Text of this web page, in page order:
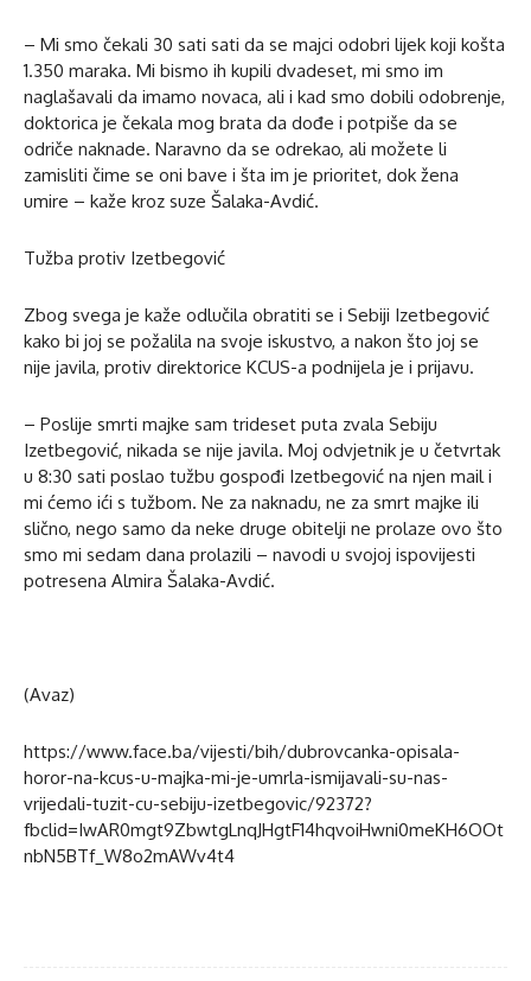
– Mi smo čekali 30 sati sati da se majci odobri lijek koji košta
1.350 maraka. Mi bismo ih kupili dvadeset, mi smo im
naglašavali da imamo novaca, ali i kad smo dobili odobrenje,
doktorica je čekala mog brata da dođe i potpiše da se
odriče naknade. Naravno da se odrekao, ali možete li
zamisliti čime se oni bave i šta im je prioritet, dok žena
umire – kaže kroz suze Šalaka-Avdić.
Tužba protiv Izetbegović
Zbog svega je kaže odlučila obratiti se i Sebiji Izetbegović
kako bi joj se požalila na svoje iskustvo, a nakon što joj se
nije javila, protiv direktorice KCUS-a podnijela je i prijavu.
– Poslije smrti majke sam trideset puta zvala Sebiju
Izetbegović, nikada se nije javila. Moj odvjetnik je u četvrtak
u 8:30 sati poslao tužbu gospođi Izetbegović na njen mail i
mi ćemo ići s tužbom. Ne za naknadu, ne za smrt majke ili
slično, nego samo da neke druge obitelji ne prolaze ovo što
smo mi sedam dana prolazili – navodi u svojoj ispovijesti
potresena Almira Šalaka-Avdić.
(Avaz)
https://www.face.ba/vijesti/bih/dubrovcanka-opisala-
horor-na-kcus-u-majka-mi-je-umrla-ismijavali-su-nas-
vrijedali-tuzit-cu-sebiju-izetbegovic/92372?
fbclid=IwAR0mgt9ZbwtgLnqJHgtF14hqvoiHwni0meKH6OOt
nbN5BTf_W8o2mAWv4t4